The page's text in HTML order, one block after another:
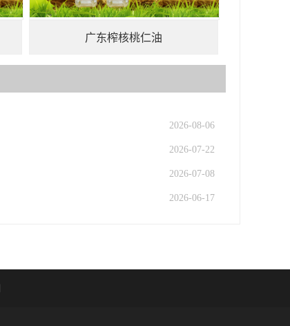
广东榨核桃仁油
2026-08-06
2026-07-22
2026-07-08
2026-06-17